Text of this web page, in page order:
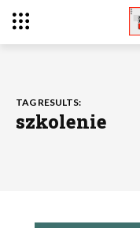
TAG RESULTS:
szkolenie